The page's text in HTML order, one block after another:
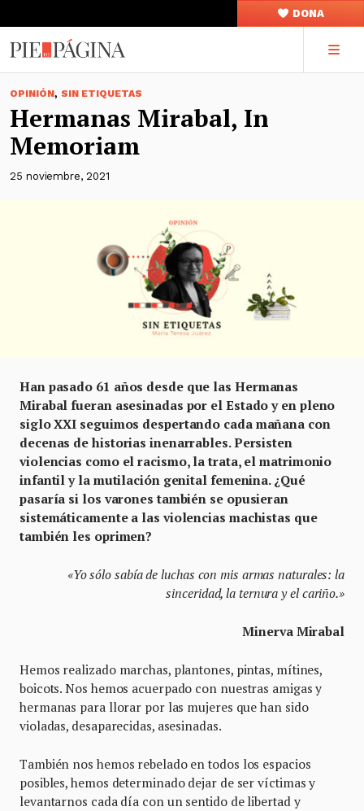
DONA
OPINIÓN, SIN ETIQUETAS
Hermanas Mirabal, In
Memoriam
25 noviembre, 2021
Han pasado 61 años desde que las Hermanas
Mirabal fueran asesinadas por el Estado y en pleno
siglo XXI seguimos despertando cada mañana con
decenas de historias inenarrables. Persisten
violencias como el racismo, la trata, el matrimonio
infantil y la mutilación genital femenina. ¿Qué
pasaría si los varones también se opusieran
sistemáticamente a las violencias machistas que
también les oprimen?
«Yo sólo sabía de luchas con mis armas naturales: la
sinceridad, la ternura y el cariño.»
Minerva Mirabal
Hemos realizado marchas, plantones, pintas, mítines,
boicots. Nos hemos acuerpado con nuestras amigas y
hermanas para llorar por las mujeres que han sido
violadas, desaparecidas, asesinadas.
También nos hemos rebelado en todos los espacios
posibles, hemos determinado dejar de ser víctimas y
levantarnos cada día con un sentido de libertad y